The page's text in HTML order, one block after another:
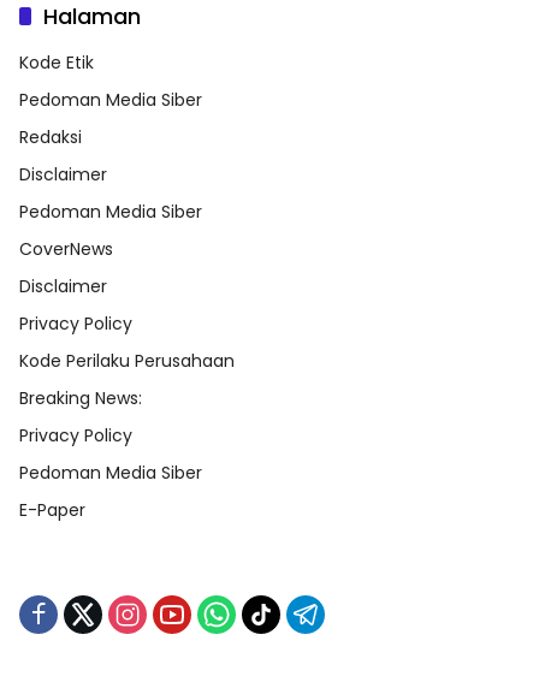
Halaman
Kode Etik
Pedoman Media Siber
Redaksi
Disclaimer
Pedoman Media Siber
CoverNews
Disclaimer
Privacy Policy
Kode Perilaku Perusahaan
Breaking News:
Privacy Policy
Pedoman Media Siber
E-Paper